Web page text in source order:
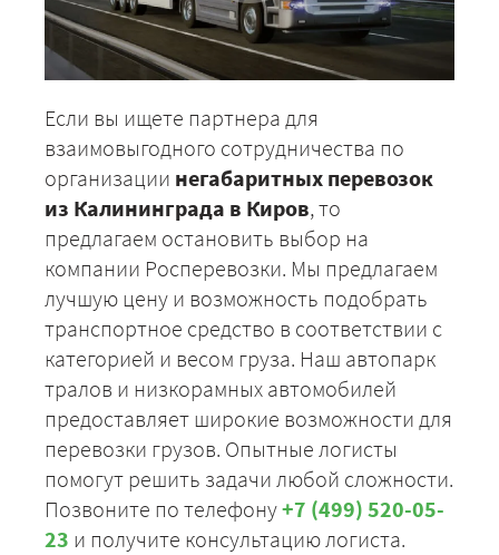
Если вы ищете партнера для
взаимовыгодного сотрудничества по
организации негабаритных перевозок
из Калининграда в Киров, то
предлагаем остановить выбор на
компании Росперевозки. Мы предлагаем
лучшую цену и возможность подобрать
транспортное средство в соответствии с
категорией и весом груза. Наш автопарк
тралов и низкорамных автомобилей
предоставляет широкие возможности для
перевозки грузов. Опытные логисты
помогут решить задачи любой сложности.
Позвоните по телефону+7 (499) 520-05-
23 и получите консультацию логиста.